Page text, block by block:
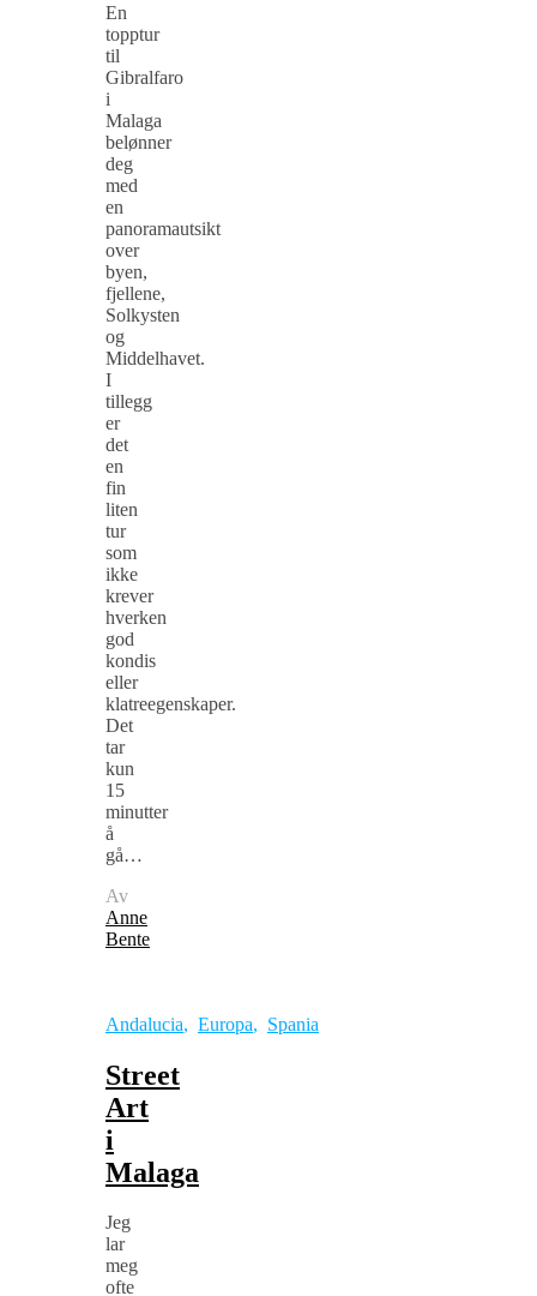
En
topptur
til
Gibralfaro
i
Malaga
belønner
deg
med
en
panoramautsikt
over
byen,
fjellene,
Solkysten
og
Middelhavet.
I
tillegg
er
det
en
fin
liten
tur
som
ikke
krever
hverken
god
kondis
eller
klatreegenskaper.
Det
tar
kun
15
minutter
å
gå…
Av
Anne
Bente
Andalucia, Europa, Spania
Street
Art
i
Malaga
Jeg
lar
meg
ofte